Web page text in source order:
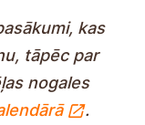
kas
tāpēc par
nogales
.